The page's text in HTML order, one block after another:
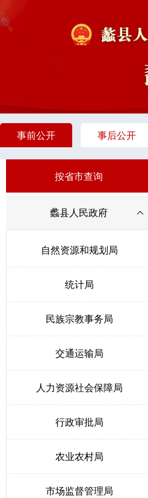
事前公开 事后公开
按省市查询
蠡县人民政府
自然资源和规划局
统计局
民族宗教事务局
交通运输局
人力资源社会保障局
行政审批局
农业农村局
市场监督管理局